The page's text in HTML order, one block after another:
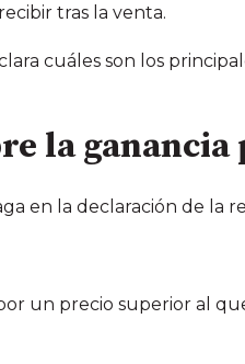
tras la venta.
cuáles son los
la
en la declaración de la
un precio superior al